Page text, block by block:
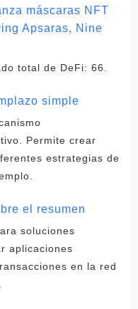
máscaras NFT
Apsaras, Nine
total de DeFi: 66.
simple
Permite crear
estrategias de
el resumen
soluciones
aplicaciones
en la red